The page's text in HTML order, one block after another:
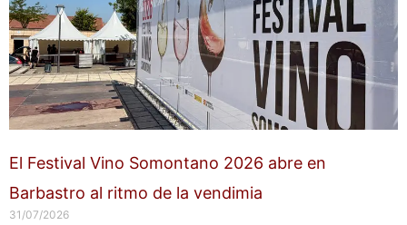
El Festival Vino Somontano 2026 abre en
Barbastro al ritmo de la vendimia
31/07/2026